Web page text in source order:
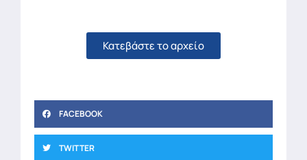
Κατεβάστε το αρχείο
FACEBOOK
TWITTER